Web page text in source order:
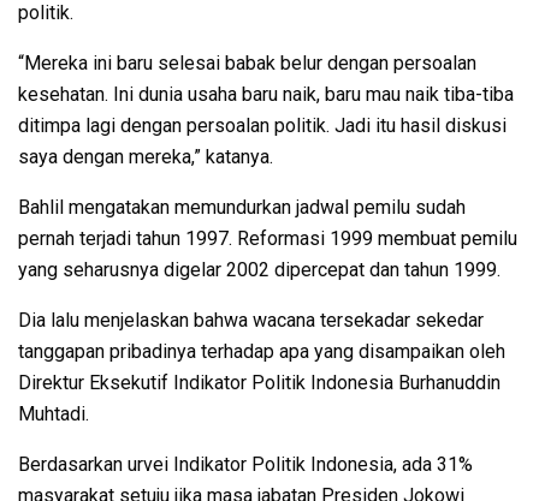
politik.
“Mereka ini baru selesai babak belur dengan persoalan
kesehatan. Ini dunia usaha baru naik, baru mau naik tiba-tiba
ditimpa lagi dengan persoalan politik. Jadi itu hasil diskusi
saya dengan mereka,” katanya.
Bahlil mengatakan memundurkan jadwal pemilu sudah
pernah terjadi tahun 1997. Reformasi 1999 membuat pemilu
yang seharusnya digelar 2002 dipercepat dan tahun 1999.
Dia lalu menjelaskan bahwa wacana tersekadar sekedar
tanggapan pribadinya terhadap apa yang disampaikan oleh
Direktur Eksekutif Indikator Politik Indonesia Burhanuddin
Muhtadi.
Berdasarkan urvei Indikator Politik Indonesia, ada 31%
masyarakat setuju jika masa jabatan Presiden Jokowi